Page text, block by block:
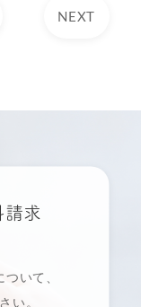
NEXT
求
いて、
い。